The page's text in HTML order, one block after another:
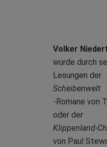
Volker
wurde durch
Lesungen der
Scheibenwelt
-Romane von
oder der
Klippenland-
von Paul